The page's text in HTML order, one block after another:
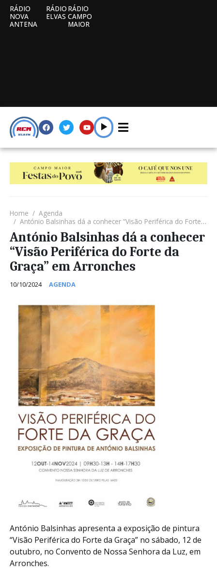
RÁDIO
NOVA
ANTENA
RÁDIO
ELVAS
RÁDIO
CAMPO
MAIOR
Home
Agenda
António Balsinhas dá a conhecer “Visão Periférica do Forte da Graça” em Arronches
António Balsinhas dá a conhecer
“Visão Periférica do Forte da
Graça” em Arronches
10/10/2024 AGENDA
António Balsinhas apresenta a exposição de pintura
“Visão Periférica do Forte da Graça” no sábado, 12 de
outubro, no Convento de Nossa Senhora da Luz, em
Arronches.